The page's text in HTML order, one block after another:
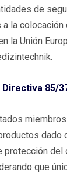
de
la colocación
Unión
Directiva 85/
dado
que